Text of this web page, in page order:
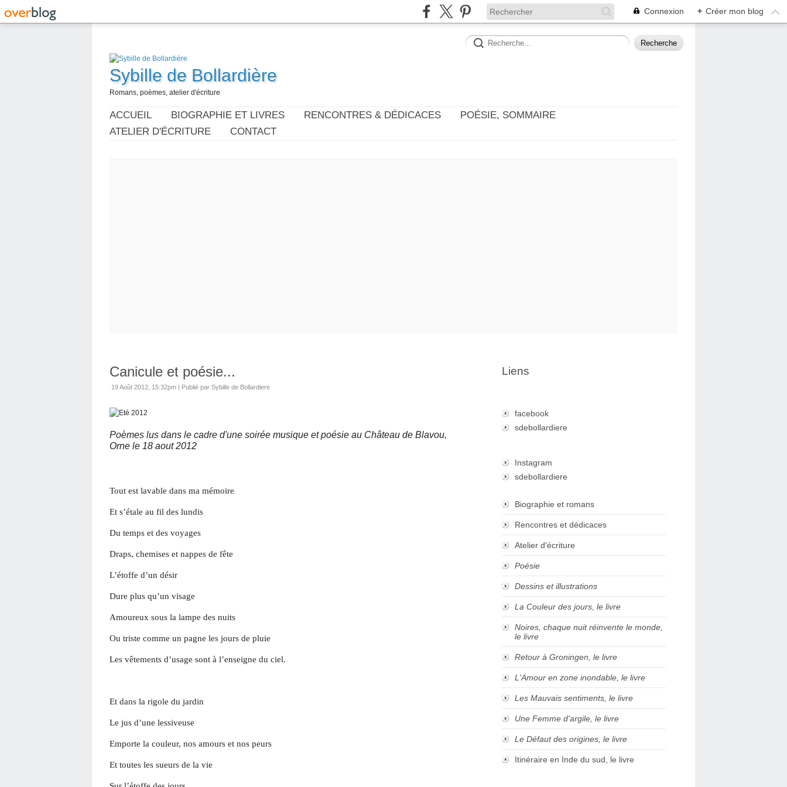
Connexion + Créer mon blog
Sybille de Bollardière
Romans, poèmes, atelier d'écriture
ACCUEIL BIOGRAPHIE ET LIVRES RENCONTRES & DÉDICACES
POÉSIE, SOMMAIRE
ATELIER D'ÉCRITURE
CONTACT
Canicule et poésie...
19 Août 2012, 15:32pm | Publié par Sybille de Bollardiere
Poèmes lus dans le cadre d'une soirée musique et poésie au Château de Blavou,
Orne le 18 aout 2012
Tout est lavable dans ma mémoire
Et s’étale au fil des lundis
Du temps et des voyages
Draps, chemises et nappes de fête
L’étoffe d’un désir
Dure plus qu’un visage
Amoureux sous la lampe des nuits
Ou triste comme un pagne les jours de pluie
Les vêtements d’usage sont à l’enseigne du ciel.
Et dans la rigole du jardin
Le jus d’une lessiveuse
Emporte la couleur, nos amours et nos peurs
Et toutes les sueurs de la vie
Liens
facebook
sdebollardiere
Instagram
sdebollardiere
Biographie et romans
Rencontres et dédicaces
Atelier d'écriture
Poésie
Dessins et illustrations
La Couleur des jours, le livre
Noires, chaque nuit réinvente le monde,
le livre
Retour à Groningen, le livre
L'Amour en zone inondable, le livre
Les Mauvais sentiments, le livre
Une Femme d'argile, le livre
Le Défaut des origines, le livre
Itinéraire en Inde du sud, le livre